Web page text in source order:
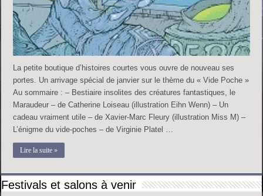
La petite boutique d’histoires courtes vous ouvre de nouveau ses
portes. Un arrivage spécial de janvier sur le thème du « Vide Poche »
Au sommaire : – Bestiaire insolites des créatures fantastiques, le
Maraudeur – de Catherine Loiseau (illustration Eihn Wenn) – Un
cadeau vraiment utile – de Xavier-Marc Fleury (illustration Miss M) –
L’énigme du vide-poches – de Virginie Platel …
Lire la suite »
Festivals et salons à venir